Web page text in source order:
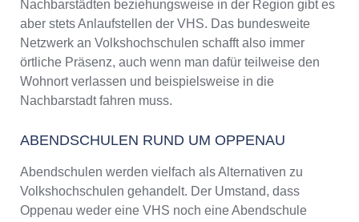
Nachbarstädten beziehungsweise in der Region gibt es
aber stets Anlaufstellen der VHS. Das bundesweite
Netzwerk an Volkshochschulen schafft also immer
örtliche Präsenz, auch wenn man dafür teilweise den
Wohnort verlassen und beispielsweise in die
Nachbarstadt fahren muss.
ABENDSCHULEN RUND UM OPPENAU
Abendschulen werden vielfach als Alternativen zu
Volkshochschulen gehandelt. Der Umstand, dass
Oppenau weder eine VHS noch eine Abendschule